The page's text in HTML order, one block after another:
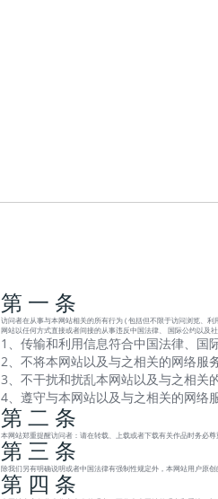
第 一 条
访问者在从事与本网站相关的所有行为 ( 包括但不限于访问浏览、
网站以任何方式直接或者间接的从事违反中国法律、 国际公约以及
1、传输和利用信息符合中国法律、国
2、不将本网站以及与之相关的网络服
3、不干扰和扰乱本网站以及与之相关
4、遵守与本网站以及与之相关的网络
第 二 条
本网站郑重提醒访问者：请在转载、上载或者下载有关作品时务必
第 三 条
除我们另有明确说明或者中国法律有强制性规定外，本网站用户原
第 四 条